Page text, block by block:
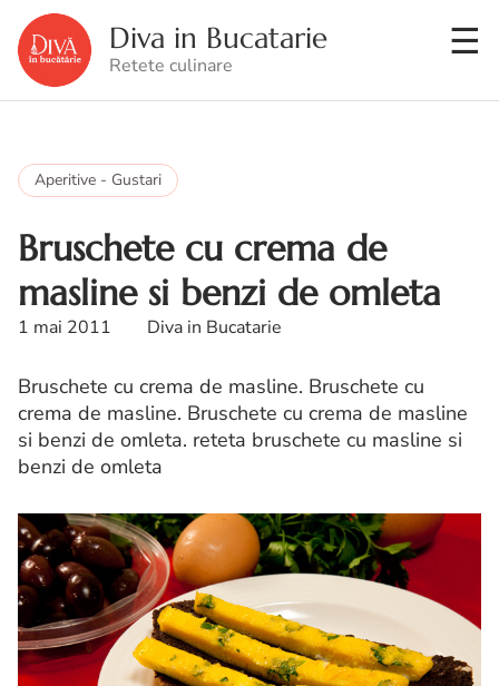
Diva in Bucatarie
Retete culinare
Aperitive - Gustari
Bruschete cu crema de
masline si benzi de omleta
1 mai 2011 Diva in Bucatarie
Bruschete cu crema de masline. Bruschete cu
crema de masline. Bruschete cu crema de masline
si benzi de omleta. reteta bruschete cu masline si
benzi de omleta